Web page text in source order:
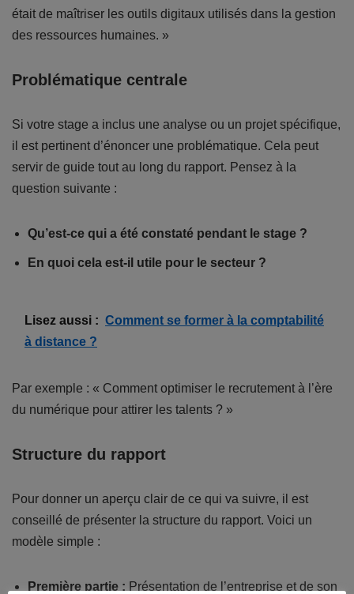
était de maîtriser les outils digitaux utilisés dans la gestion
des ressources humaines. »
Problématique centrale
Si votre stage a inclus une analyse ou un projet spécifique,
il est pertinent d’énoncer une problématique. Cela peut
servir de guide tout au long du rapport. Pensez à la
question suivante :
Qu’est-ce qui a été constaté pendant le stage ?
En quoi cela est-il utile pour le secteur ?
Lisez aussi : Comment se former à la comptabilité
à distance ?
Par exemple : « Comment optimiser le recrutement à l’ère
du numérique pour attirer les talents ? »
Structure du rapport
Pour donner un aperçu clair de ce qui va suivre, il est
conseillé de présenter la structure du rapport. Voici un
modèle simple :
Première partie : Présentation de l’entreprise et de son